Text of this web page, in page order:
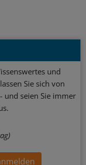
und
Sie sich von
und seien Sie immer